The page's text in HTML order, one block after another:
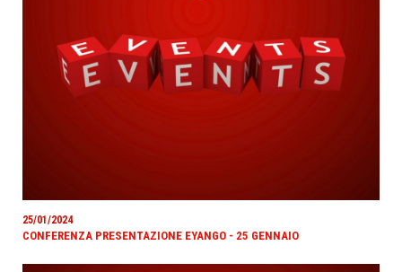
25/01/2024
CONFERENZA PRESENTAZIONE EYANGO - 25 GENNAIO